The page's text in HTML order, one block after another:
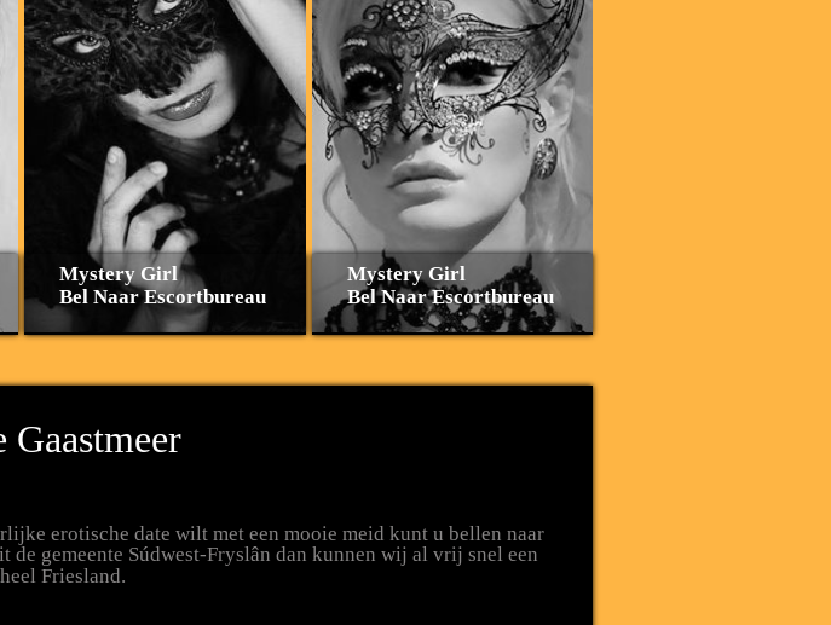
Mystery Girl
Bel Naar Escortbureau
Mystery Girl
Bel Naar Escortbureau
Gaastmeer
erotische date wilt met een mooie meid kunt u bellen naar
de gemeente Súdwest-Fryslân dan kunnen wij al vrij snel een
Friesland.